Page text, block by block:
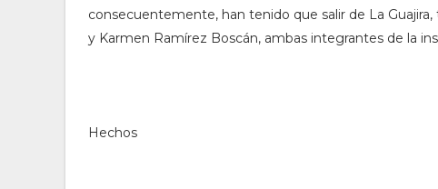
consecuentemente, han tenido que salir de La
y Karmen Ramírez Boscán, ambas integrantes de la
Hechos